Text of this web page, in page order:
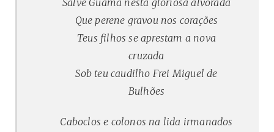
Que perene gravou nos corações
Teus filhos se aprestam a nova
cruzada
Sob teu caudilho Frei Miguel de
Bulhões
Caboclos e colonos na lida irmanados